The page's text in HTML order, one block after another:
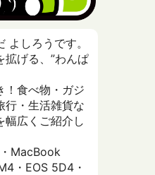
よしろうです。
拡げる、”わんぱ
！食べ物・ガジ
行・生活雑貨な
幅広くご紹介し
MacBook
・EOS 5D4・